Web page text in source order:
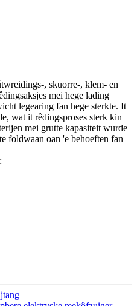
, skuorre-, klem- en
mei hege lading
legearing fan hege sterkte. It
wat it rêdingsproses sterk kin
mei grutte kapasiteit wurde
foldwaan oan 'e behoeften fan